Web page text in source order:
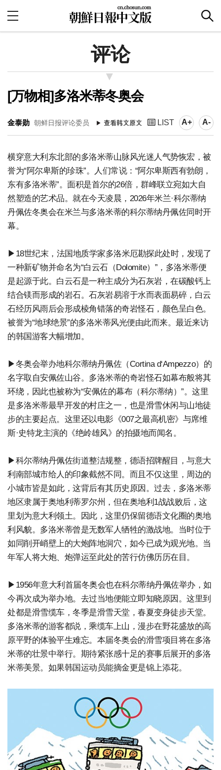
评论
[万物相]多洛米蒂冬奥会
金泰勋 朝鲜日报评论委员 LIST A+ A-
横穿意大利东北部的多洛米蒂山脉风光迷人气势恢宏，被
誉为“阿尔卑斯的珍珠”。人们常说：“阿尔卑斯西有勃朗，
东有多洛米蒂”。面积是首尔的26倍，群峰联立宛如大自
然塑造的艺术品。就在今天凌晨，2026年米兰·科尔蒂纳
丹佩佐冬奥会在米兰与多洛米蒂的科尔蒂纳丹佩佐同时开
幕。
▶18世纪末，法国地质学家多洛米厄勘探此处时，发现了
一种新矿物并命名为“白云石（Dolomite）”，多洛米蒂便
是起源于此。白云石是一种主成分为石灰岩，在碳酸钙上
结合镁而形成的岩石。石灰岩易溶于水而表面易碎，白云
石经历风雨后会形成棱角错落的奇岩怪石，颜色呈白色。
被誉为“地球绝景”的多洛米蒂风光便由此而来。最近来访
的韩国游客大幅增加。
▶冬奥会举办地科尔蒂纳丹佩佐（Cortina d‘Ampezzo）的
名字取自安佩佐山谷。多洛米蒂的奇岩怪石如幕布般将其
环绕，因此也被称为“安佩佐的幕布（科尔蒂纳）”。这里
是多洛米蒂最早开发的村庄之一，也是滑雪休闲与山地徒
步的主要起点。这里还以电影《007之最高机密》与席维
斯·史特龙主演的《绝岭雄风》的拍摄地而闻名。
▶科尔蒂纳丹佩佐街道整洁规整，德语招牌醒目，与意大
利南部城市给人的印象截然不同。而且不仅这里，周边的
小城市皆是如此，这背后有其历史原因。过去，多洛米蒂
地区隶属于奥地利蒂罗尔州，但在奥地利1战战败后，这
里划为意大利领土。因此，这里仍保留德语文化圈的奥地
利风貌。多洛米蒂曾是无数军人牺牲的激战地。当时位于
如同削开峭壁上的大炮阵地洞穴，如今已成为观光地。当
年军人将大炮、炮弹运至此处的苦行仿佛历历在目。
▶1956年意大利首届冬奥会也在科尔蒂纳丹佩佐举办，如
今再次成为举办地。去过当地便能立即知晓原因。这里到
处都是滑雪缆车，冬季是滑雪天堂，春夏变身徒步天堂。
多洛米蒂的游客都说，乘缆车上山，漫步在野花盛放的高
原平野的体验平生难忘。本届冬奥会的滑雪项目将在多洛
米蒂的壮景中举行。期待紧张感十足的赛事后展开的多洛
米蒂美景。如果韩国运动员能摘金更是锦上添花。